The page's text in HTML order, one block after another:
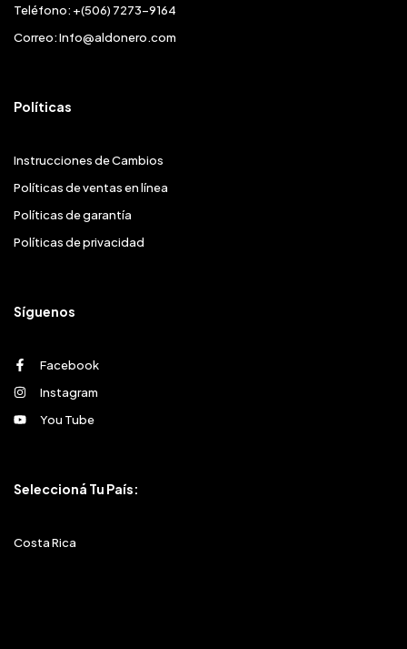
Teléfono: +(506) 7273-9164
Correo:Info@aldonero.com
Políticas
Instrucciones de Cambios
Políticas de ventas en línea
Políticas de garantía
Políticas de privacidad
Síguenos
Facebook
Instagram
You Tube
Seleccioná Tu País:
Costa Rica